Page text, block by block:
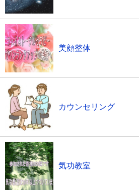
美顔整体
カウンセリング
気功教室